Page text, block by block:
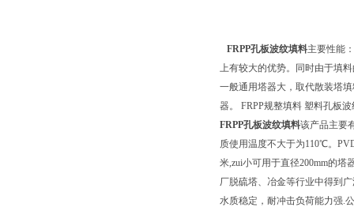
FRPP孔板波纹填料主要性能
上有较大的优势。同时由于填
一般通用塔器大，取代散装塔
器。 FRPP规整填料 塑料孔板
FRPP孔板波纹填料该产品主要
质使用温度不大于为110℃。
米,zui小可用于直径200mm的
厂脱硫塔、冶金等行业中得到
水质稳定，耐冲击负荷能力强.